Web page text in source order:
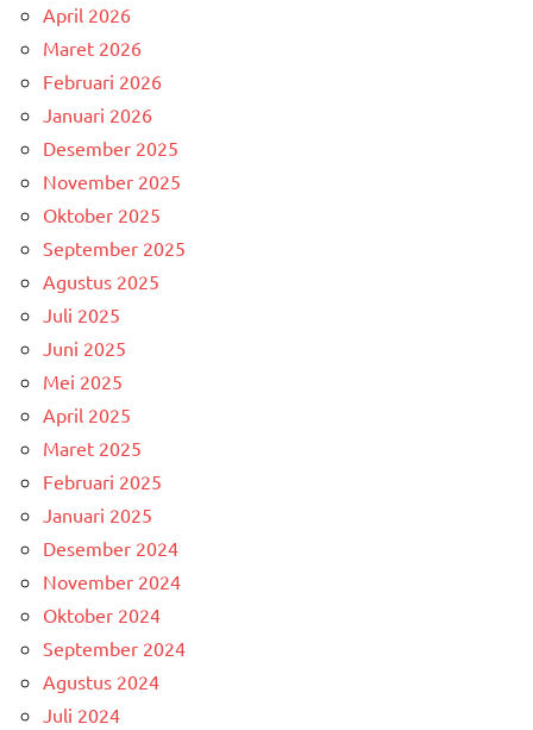
April 2026
Maret 2026
Februari 2026
Januari 2026
Desember 2025
November 2025
Oktober 2025
September 2025
Agustus 2025
Juli 2025
Juni 2025
Mei 2025
April 2025
Maret 2025
Februari 2025
Januari 2025
Desember 2024
November 2024
Oktober 2024
September 2024
Agustus 2024
Juli 2024